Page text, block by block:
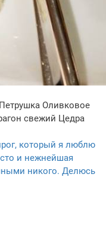
Петрушка Оливковое
свежий Цедра
который я люблю
и нежнейшая
никого. Делюсь